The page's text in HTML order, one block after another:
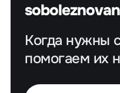
Когда нужны
помогаем их